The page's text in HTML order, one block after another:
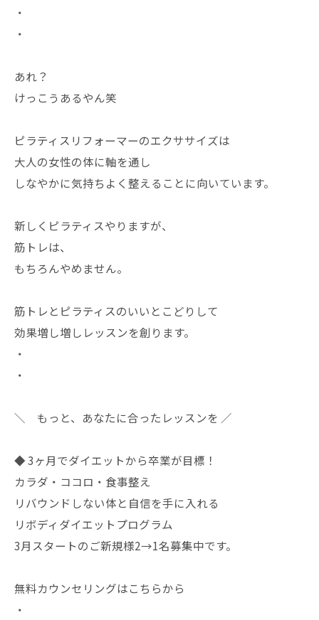
・
・
あれ？
けっこうあるやん笑
ピラティスリフォーマーのエクササイズは
大人の女性の体に軸を通し
しなやかに気持ちよく整えることに向いています。
新しくピラティスやりますが、
筋トレは、
もちろんやめません。
筋トレとピラティスのいいとこどりして
効果増し増しレッスンを創ります。
・
・
＼ もっと、あなたに合ったレッスンを ／
◆ 3ヶ月でダイエットから卒業が目標！
カラダ・ココロ・食事整え
リバウンドしない体と自信を手に入れる
リボディダイエットプログラム
3月スタートのご新規様2→1名募集中です。
無料カウンセリングはこちらから
・